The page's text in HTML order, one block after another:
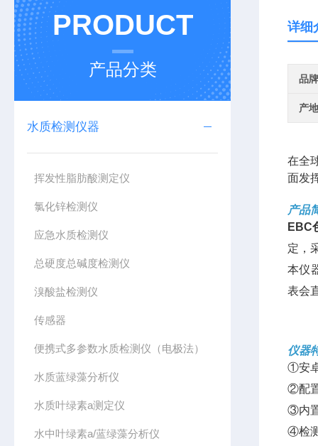
PRODUCT
产品分类
水质检测仪器
挥发性脂肪酸测定仪
氯化锌检测仪
应急水质检测仪
总硬度总碱度检测仪
溴酸盐检测仪
传感器
便携式多参数水质检测仪（电极法）
水质蓝绿藻分析仪
水质叶绿素a测定仪
水中叶绿素a/蓝绿藻分析仪
详细
品牌
产
在全
面发
产品
EBC
定，
本仪
表会
仪器
①安
②配
③内
④检